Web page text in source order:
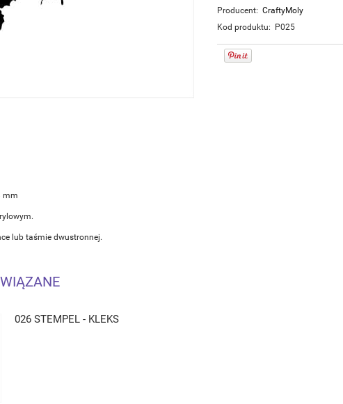
Producent: CraftyMoly
Kod produktu:
P025
mm
lub taśmie dwustronnej.
026 STEMPEL - KLEKS